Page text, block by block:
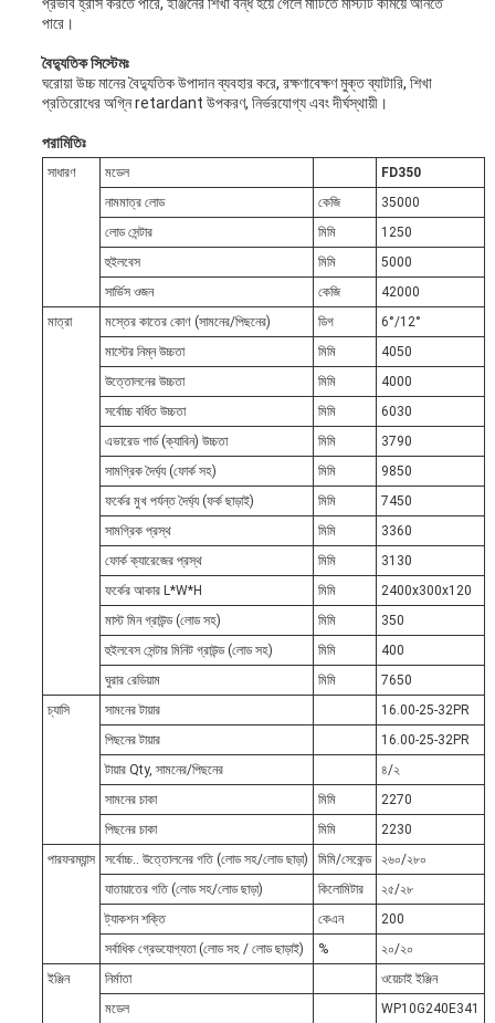
প্রভাব হ্রাস করতে পারে, ইঞ্জিনের শিখা বন্ধ হয়ে গেলে মাটিতে মাস্টটি কমিয়ে আনতে
পারে।
বৈদ্যুতিক সিস্টেমঃ
ঘরোয়া উচ্চ মানের বৈদ্যুতিক উপাদান ব্যবহার করে, রক্ষণাবেক্ষণ মুক্ত ব্যাটারি, শিখা
প্রতিরোধের অগ্নি retardant উপকরণ, নির্ভরযোগ্য এবং দীর্ঘস্থায়ী।
পরামিতিঃ
সাধারণ মডেল
FD350
নামমাত্র লোড
কেজি
35000
লোড সেন্টার
মিমি
1250
হুইলবেস
মিমি
5000
সার্ভিস ওজন
কেজি
42000
মাত্রা
মস্তের কাতের কোণ (সামনের/পিছনের) ডিগ
6°/12°
মাস্টের নিম্ন উচ্চতা
মিমি
4050
উত্তোলনের উচ্চতা
মিমি
4000
সর্বোচ্চ বর্ধিত উচ্চতা
মিমি
6030
এভারেড গার্ড (ক্যাবিন) উচ্চতা
মিমি
3790
সামগ্রিক দৈর্ঘ্য (ফোর্ক সহ)
মিমি
9850
ফর্কের মুখ পর্যন্ত দৈর্ঘ্য (ফর্ক ছাড়াই)
মিমি
7450
সামগ্রিক প্রস্থ
মিমি
3360
ফোর্ক ক্যারেজের প্রস্থ
মিমি
3130
ফর্কের আকার L*W*H
মিমি
2400x300x120
মাস্ট মিন গ্রাউন্ড (লোড সহ)
মিমি
350
হুইলবেস সেন্টার মিনিট গ্রাউন্ড (লোড সহ)
মিমি
400
ঘুরার রেডিয়াম
মিমি
7650
চ্যাসি
সামনের টায়ার
16.00-25-32PR
পিছনের টায়ার
16.00-25-32PR
টায়ার Qty, সামনের/পিছনের
৪/২
সামনের চাকা
মিমি
2270
পিছনের চাকা
মিমি
2230
পারফরম্যান্স
সর্বোচ্চ.. উত্তোলনের গতি (লোড সহ/লোড ছাড়া) মিমি/সেকেন্ড
২৬০/২৮০
যাতায়াতের গতি (লোড সহ/লোড ছাড়া)
কিলোমিটার
২৫/২৮
ট্যাকশন শক্তি
কেএন
200
সর্বাধিক গ্রেডযোগ্যতা (লোড সহ / লোড ছাড়াই)
%
২০/২০
ইঞ্জিন
নির্মাতা
ওয়েচাই ইঞ্জিন
মডেল
WP10G240E341